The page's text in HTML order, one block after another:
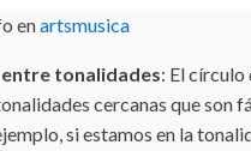
enartsmusica
tonalidades: El círculo
cercanas que son
si estamos en la